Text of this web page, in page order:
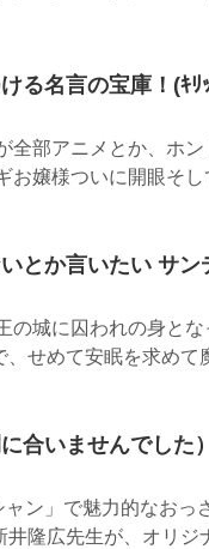
る名言の宝庫！(ｷ
部アニメとか、ホ
嬢様ついに開眼そし
とか言いたい サ
城に囚われの身とな
せめて安眠を求めて
合いませんでした
ン」で魅力的なおっ
隆広先生が、オリジ